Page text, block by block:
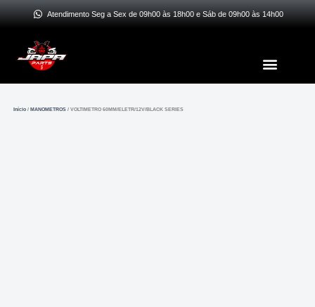
Ir
conteúdo
Atendimento Seg a Sex de 09h00 às 18h00 e Sáb de 09h00 às 14h00
Menu
Início /MANOMETROS / VOLTIMETRO 60MM/ELETR/12V/BLACK SERIES